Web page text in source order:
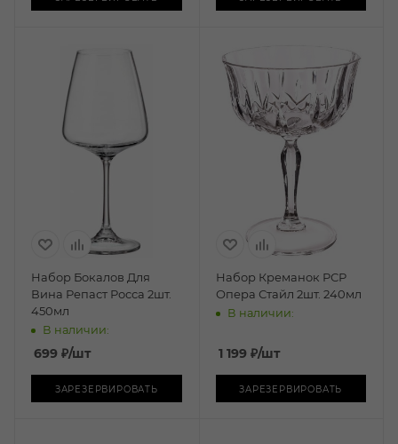
Набор Бокалов Для
Вина Репаст Росса 2шт.
450мл
В наличии:
699 ₽/шт
ЗАРЕЗЕРВИРОВАТЬ
Набор Креманок РСР
Опера Стайл 2шт. 240мл
В наличии:
1 199₽/шт
ЗАРЕЗЕРВИРОВАТЬ